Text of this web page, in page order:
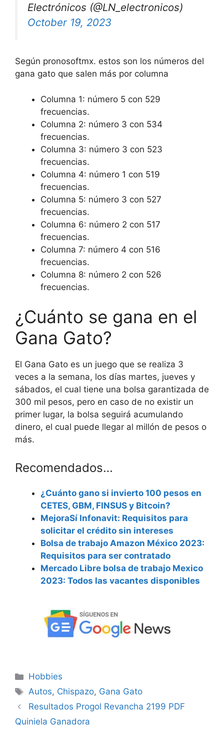
Electrónicos (@LN_electronicos)
October 19, 2023
Según pronosoftmx. estos son los números del
gana gato que salen más por columna
Columna 1: número 5 con 529
frecuencias.
Columna 2: número 3 con 534
frecuencias.
Columna 3: número 3 con 523
frecuencias.
Columna 4: número 1 con 519
frecuencias.
Columna 5: número 3 con 527
frecuencias.
Columna 6: número 2 con 517
frecuencias.
Columna 7: número 4 con 516
frecuencias.
Columna 8: número 2 con 526
frecuencias.
¿Cuánto se gana en el
Gana Gato?
El Gana Gato es un juego que se realiza 3
veces a la semana, los días martes, jueves y
sábados, el cual tiene una bolsa garantizada de
300 mil pesos, pero en caso de no existir un
primer lugar, la bolsa seguirá acumulando
dinero, el cual puede llegar al millón de pesos o
más.
Recomendados…
¿Cuánto gano si invierto 100 pesos en
CETES, GBM, FINSUS y Bitcoin?
MejoraSí Infonavit: Requisitos para
solicitar el crédito sin intereses
Bolsa de trabajo Amazon México 2023:
Requisitos para ser contratado
Mercado Libre bolsa de trabajo Mexico
2023: Todos las vacantes disponibles
Categorías
Hobbies
Etiquetas
Autos, Chispazo, Gana Gato
Resultados Progol Revancha 2199 PDF
Quiniela Ganadora